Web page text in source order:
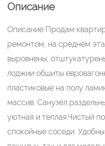
Описание
Описание Продам
ремонтом, на среднем
выровнены,
лоджии обшиты
пластиковые на полу
массив. Санузел
уютная и теплая.Чистый
спокойные соседи.